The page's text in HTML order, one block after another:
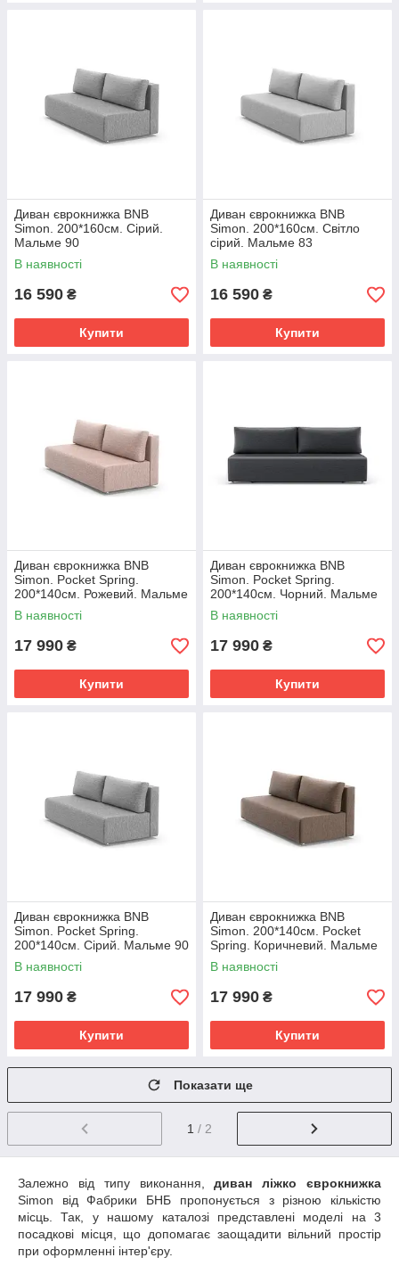
Диван єврокнижка BNB
Simon. 200*160см. Сірий.
Мальме 90
В наявності
16 590 ₴
Купити
Диван єврокнижка BNB
Simon. 200*160см. Світло
сірий. Мальме 83
В наявності
16 590 ₴
Купити
Диван єврокнижка BNB
Simon. Pocket Spring.
200*140см. Рожевий. Мальме
61
В наявності
17 990 ₴
Купити
Диван єврокнижка BNB
Simon. Pocket Spring.
200*140см. Чорний. Мальме
96
В наявності
17 990 ₴
Купити
Диван єврокнижка BNB
Simon. Pocket Spring.
200*140см. Сірий. Мальме 90
В наявності
17 990 ₴
Купити
Диван єврокнижка BNB
Simon. 200*140см. Pocket
Spring. Коричневий. Мальме
26
В наявності
17 990 ₴
Купити
Показати ще
1 / 2
Залежно від типу виконання,диван ліжко єврокнижка
Simon від Фабрики БНБ пропонується з різною кількістю
місць. Так, у нашому каталозі представлені моделі на 3
посадкові місця, що допомагає заощадити вільний простір
при оформленні інтер'єру.